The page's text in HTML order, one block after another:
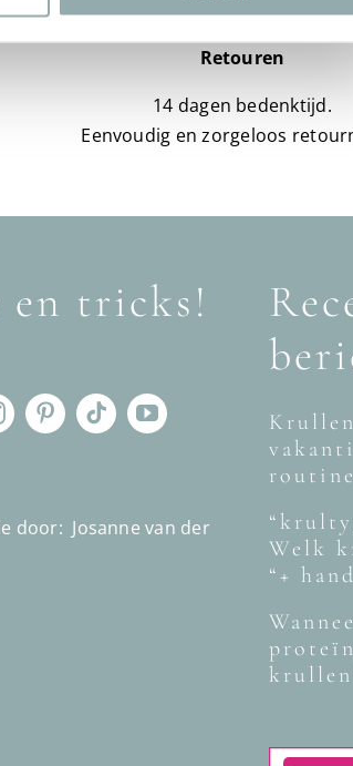
Retouren
14 dagen bedenktijd.
Eenvoudig en zorgeloos
en tricks!
door: Josanne van der
Welk
“+